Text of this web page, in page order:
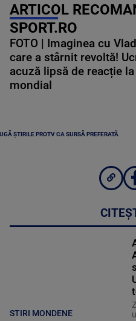
ARTICOL
SPORT.RO
FOTO | Imaginea cu
care a stârnit revoltă!
acuză lipsă de reacție la
mondial
ȘTIRILE PROTV CA SURSĂ PREFERATĂ
STIRI MONDENE